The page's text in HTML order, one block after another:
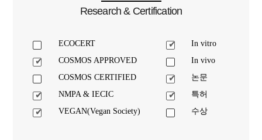
Research & Certification
ECOCERT
In vitro
COSMOS APPROVED
In vivo
COSMOS CERTIFIED
논문
NMPA & IECIC
특허
VEGAN(Vegan Society)
수상